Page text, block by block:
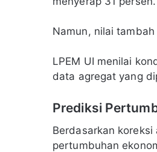
Namun, nilai
LPEM UI menilai
data agregat yang
Prediksi
Berdasarkan
pertumbuhan